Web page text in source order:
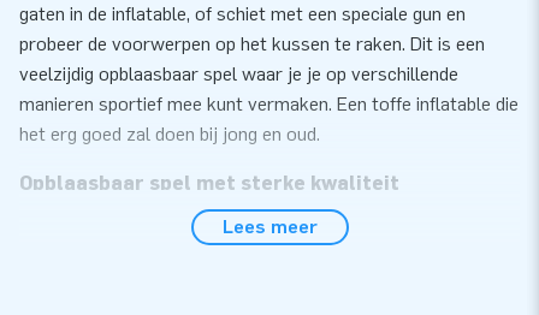
gaten in de inflatable, of schiet met een speciale gun en
probeer de voorwerpen op het kussen te raken. Dit is een
veelzijdig opblaasbaar spel waar je je op verschillende
manieren sportief mee kunt vermaken. Een toffe inflatable die
het erg goed zal doen bij jong en oud.
Opblaasbaar spel met sterke kwaliteit
Het Carnival Combo spel heeft een sterke kwaliteit en wordt
Lees meer